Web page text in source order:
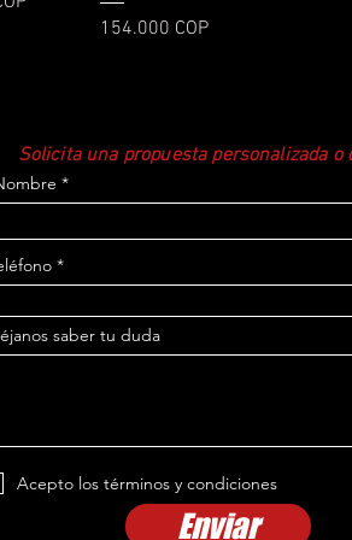
Precio
154.000 COP
Solicita una propuesta personalizada
saber tu duda
Acepto los términos y condiciones
Enviar